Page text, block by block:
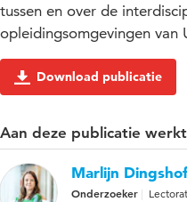
tussen en over de
opleidingsomgevingen van
Download publicatie
Aan deze publicatie
Marlijn
Onderzoeker